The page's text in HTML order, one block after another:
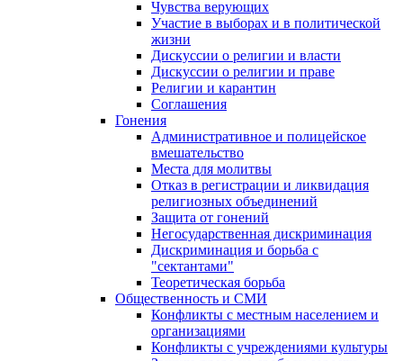
Чувства верующих
Участие в выборах и в политической
жизни
Дискуссии о религии и власти
Дискуссии о религии и праве
Религии и карантин
Соглашения
Гонения
Административное и полицейское
вмешательство
Места для молитвы
Отказ в регистрации и ликвидация
религиозных объединений
Защита от гонений
Негосударственная дискриминация
Дискриминация и борьба с
"сектантами"
Теоретическая борьба
Общественность и СМИ
Конфликты с местным населением и
организациями
Конфликты с учреждениями культуры